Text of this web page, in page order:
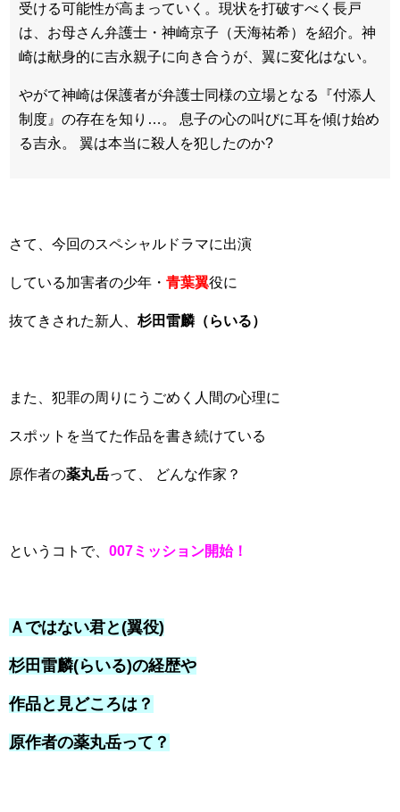
受ける可能性が高まっていく。現状を打破すべく長戸
は、お母さん弁護士・神崎京子（天海祐希）を紹介。神
崎は献身的に吉永親子に向き合うが、翼に変化はない。
やがて神崎は保護者が弁護士同様の立場となる『付添人
制度』の存在を知り…。 息子の心の叫びに耳を傾け始め
る吉永。 翼は本当に殺人を犯したのか?
さて、今回のスペシャルドラマに出演
している加害者の少年・ 青葉翼役に
抜てきされた新人、 杉田雷麟（らいる）
また、犯罪の周りにうごめく人間の心理に
スポットを当てた作品を書き続けている
原作者の薬丸岳って、 どんな作家？
というコトで、 007ミッション開始！
Ａではない君と(翼役)
杉田雷麟(らいる)の経歴や
作品と見どころは？
原作者の薬丸岳って？